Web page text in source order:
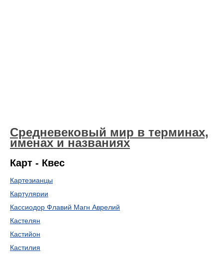
Средневековый мир в терминах,
именах и названиях
Карт - Квес
Картезианцы
Картулярии
Кассиодор Флавий Магн Аврелий
Кастелян
Кастийон
Кастилия